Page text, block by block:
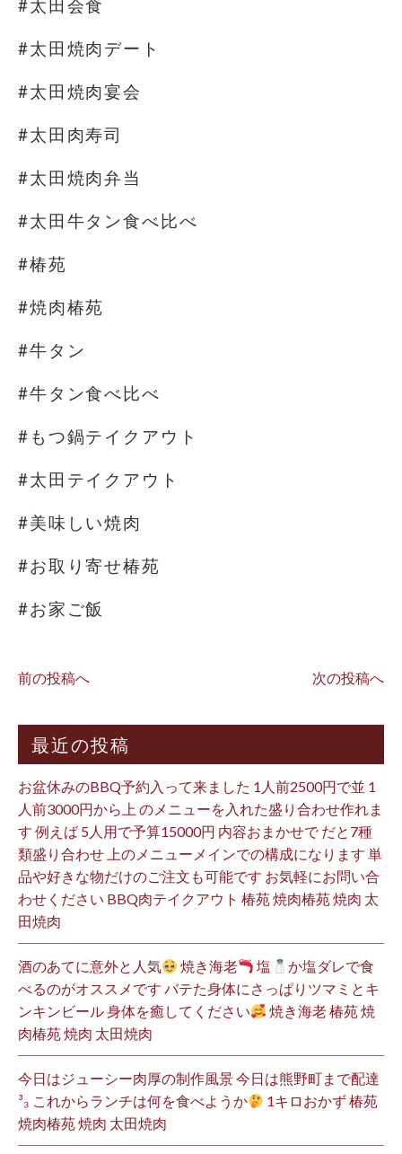
#太田会食
#太田焼肉デート
#太田焼肉宴会
#太田肉寿司
#太田焼肉弁当
#太田牛タン食べ比べ
#椿苑
#焼肉椿苑
#牛タン
#牛タン食べ比べ
#もつ鍋テイクアウト
#太田テイクアウト
#美味しい焼肉
#お取り寄せ椿苑
#お家ご飯
前の投稿へ 次の投稿へ
最近の投稿
お盆休みのBBQ予約入って来ました 1人前2500円で並 1
人前3000円から上 のメニューを入れた盛り合わせ作れま
す 例えば 5人用で予算15000円 内容おまかせで だと7種
類盛り合わせ 上のメニューメインでの構成になります 単
品や好きな物だけのご注文も可能です お気軽にお問い合
わせください BBQ肉テイクアウト 椿苑 焼肉椿苑 焼肉 太
田焼肉
酒のあてに意外と人気 焼き海老 塩
か塩ダレで食
べるのがオススメです バテた身体にさっぱりツマミとキ
ンキンビール 身体を癒してください
焼き海老 椿苑 焼
肉椿苑 焼肉 太田焼肉
今日はジューシー肉厚の制作風景 今日は熊野町まで配達
³₃ これからランチは何を食べようか
1キロおかず 椿苑
焼肉椿苑 焼肉 太田焼肉